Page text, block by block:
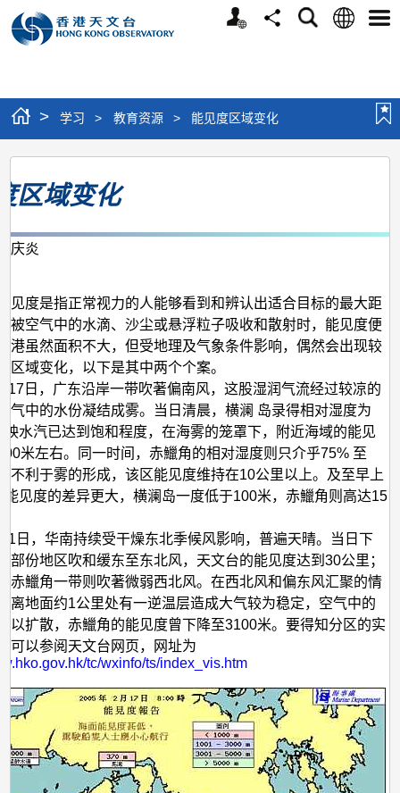
个
分
搜
语
选
> 学习 > 教育资源 > 能见度区域变化
能
见
区
变
化
区域变化
庆炎
见度是指正常视力的人能够看到和辨认出适合目标的最大距
被空气中的水滴、沙尘或悬浮粒子吸收和散射时，能见度便
港虽然面积不大，但受地理及气象条件影响，偶然会出现较
区域变化，以下是其中两个个案。
17日，广东沿岸一带吹著偏南风，这股湿润气流经过较凉的
气中的水份凝结成雾。当日清晨，横澜 岛录得相对湿度为
映水汽已达到饱和程度，在海雾的笼罩下，附近海域的能见
米左右。同一时间，赤鱲角的相对湿度则只介乎75% 至
不利于雾的形成，该区能见度维持在10公里以上。及至早上
能见度的差异更大，横澜岛一度低于100米，赤鱲角则高达15
1日，华南持续受干燥东北季候风影响，普遍天晴。当日下
部份地区吹和缓东至东北风，天文台的能见度达到30公里；
赤鱲角一带则吹著微弱西北风。在西北风和偏东风汇聚的情
离地面约1公里处有一逆温层造成大气较为稳定，空气中的
以扩散，赤鱲角的能见度曾下降至3100米。要得知分区的实
可以参阅天文台网页，网址为
tc/wxinfo/ts/index_vis.htm